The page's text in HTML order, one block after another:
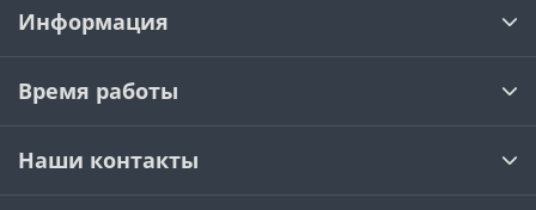
Информация
Время работы
Наши контакты